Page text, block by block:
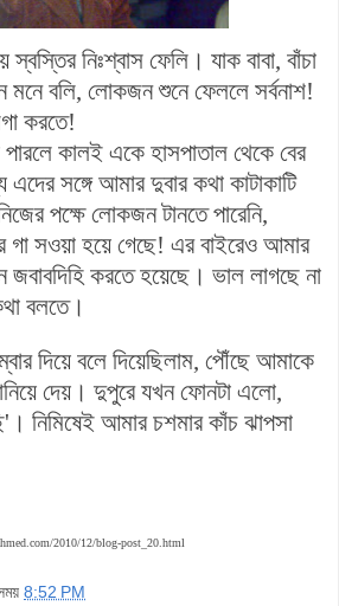
স্বস্তির নিঃশ্বাস ফেলি। যাক বাবা, বাঁচা
মনে বলি, লোকজন শুনে ফেললে সর্বনাশ!
করতে!
কালই একে হাসপাতাল থেকে বের
এদের সঙ্গে আমারদুবারকথা কাটাকাটি
পক্ষে লোকজন টানতে পারেনি,
সওয়া হয়ে গেছে! এর বাইরেও আমার
জবাবদিহি করতে হয়েছে। ভাল লাগছে না
বলতে।
দিয়ে বলে দিয়েছিলাম, পৌঁছে আমাকে
দেয়। দুপুরে যখন ফোনটা এলো,
নিমিষেই আমার চশমার কাঁচ ঝাপসা
2010/12/blog-post_20.html
8:52 PM